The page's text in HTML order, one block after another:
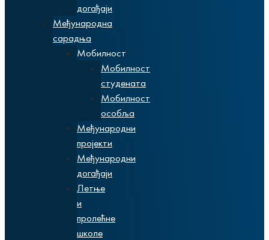
догађаји
Међународна
сарадња
Мобилност
Мобилност
студената
Мобилност
особља
Међународни
пројекти
Међународни
догађаји
Летње
и
пролећне
школе